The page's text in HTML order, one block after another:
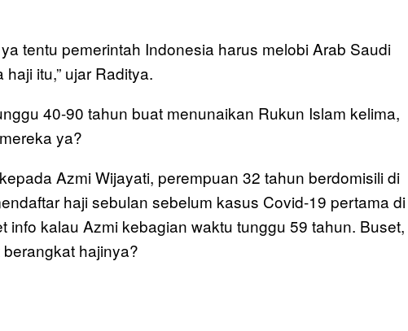
tentu pemerintah Indonesia harus melobi Arab Saudi
itu,” ujar Raditya.
40-90 tahun buat menunaikan Rukun Islam kelima,
ya?
Azmi Wijayati, perempuan 32 tahun berdomisili di
haji sebulan sebelum kasus Covid-19 pertama di
info kalau Azmi kebagian waktu tunggu 59 tahun. Buset,
hajinya?